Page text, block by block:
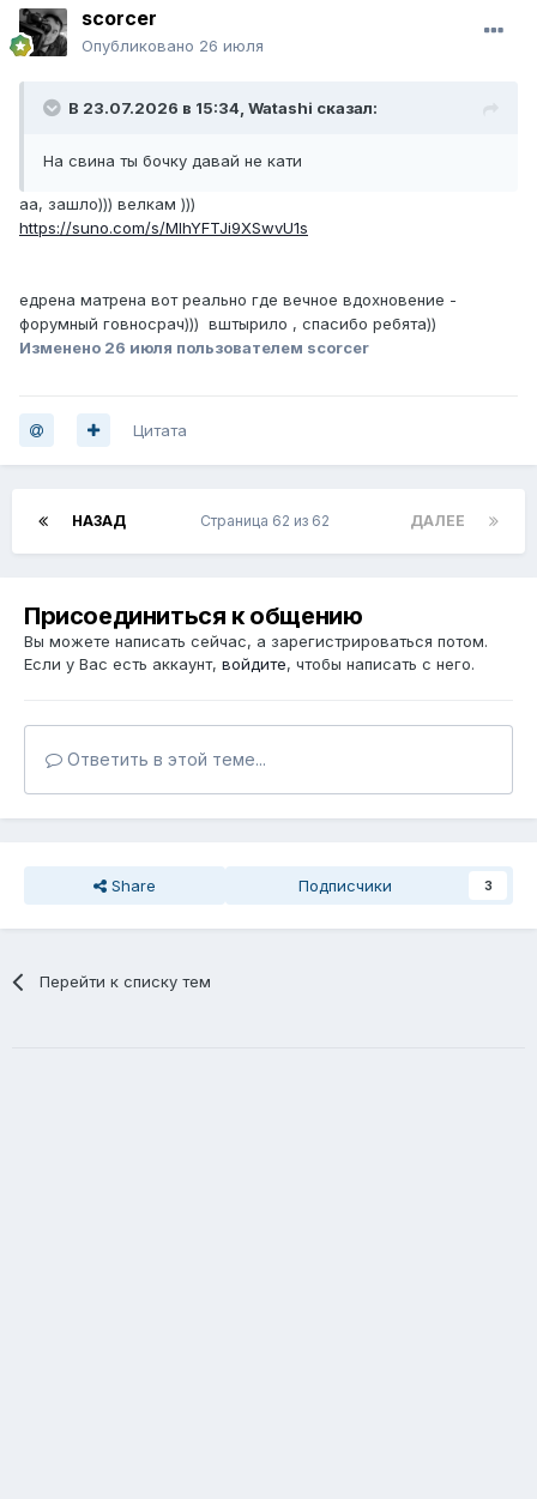
scorcer
Опубликовано 26 июля
В 23.07.2026 в 15:34, Watashi сказал:
На свина ты бочку давай не кати
аа, зашло))) велкам )))
https://suno.com/s/MIhYFTJi9XSwvU1s
едрена матрена вот реально где вечное вдохновение -
форумный говносрач))) вштырило , спасибо ребята))
Изменено 26 июля пользователем scorcer
Цитата
НАЗАД ДАЛЕЕ
Страница 62 из 62
Присоединиться к общению
Вы можете написать сейчас, а зарегистрироваться потом.
Если у Вас есть аккаунт, войдите, чтобы написать с него.
Ответить в этой теме...
Share Подписчики 3
Перейти к списку тем